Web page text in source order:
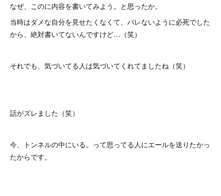
なぜ、このに内容を書いてみよう。と思ったか。
当時はダメな自分を見せたくなくて、バレないように必死でした
から、絶対書いてないんですけど…（笑）
それでも、気づいてる人は気づいてくれてましたね（笑）
話がズレました（笑）
今、トンネルの中にいる。って思ってる人にエールを送りたかっ
たからです。